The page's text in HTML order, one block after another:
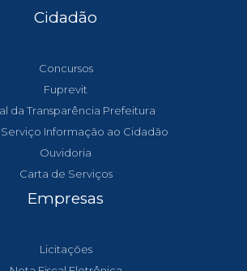
Cidadão
Concursos
Fuprevit
da Transparência Prefeitura
Serviço Informação ao Cidadão
Ouvidoria
Carta de Serviços
Empresas
Licitações